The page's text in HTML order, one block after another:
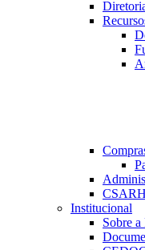
Institucional
Sobre a